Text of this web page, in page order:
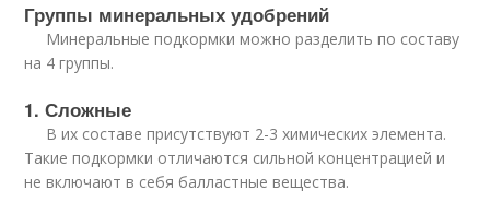
Группы минеральных удобрений
Минеральные подкормки можно разделить по составу
на 4 группы.
1. Сложные
В их составе присутствуют 2-3 химических элемента.
Такие подкормки отличаются сильной концентрацией и
не включают в себя балластные вещества.